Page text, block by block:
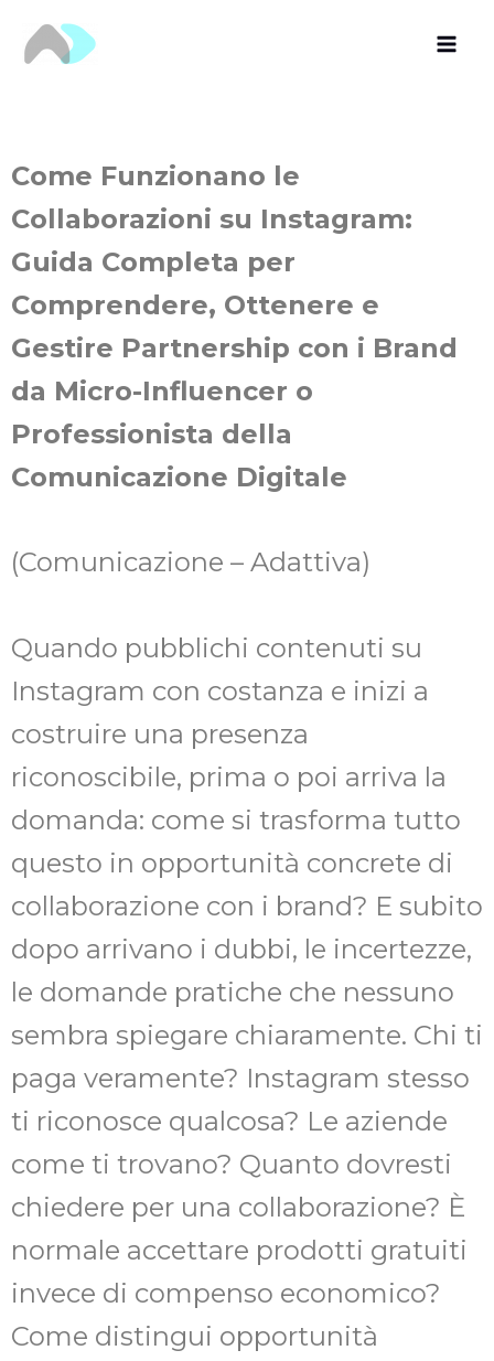
Come Funzionano le
Collaborazioni su Instagram:
Guida Completa per
Comprendere, Ottenere e
Gestire Partnership con i Brand
da Micro-Influencer o
Professionista della
Comunicazione Digitale
(Comunicazione – Adattiva)
Quando pubblichi contenuti su
Instagram con costanza e inizi a
costruire una presenza
riconoscibile, prima o poi arriva la
domanda: come si trasforma tutto
questo in opportunità concrete di
collaborazione con i brand? E subito
dopo arrivano i dubbi, le incertezze,
le domande pratiche che nessuno
sembra spiegare chiaramente. Chi ti
paga veramente? Instagram stesso
ti riconosce qualcosa? Le aziende
come ti trovano? Quanto dovresti
chiedere per una collaborazione? È
normale accettare prodotti gratuiti
invece di compenso economico?
Come distingui opportunità